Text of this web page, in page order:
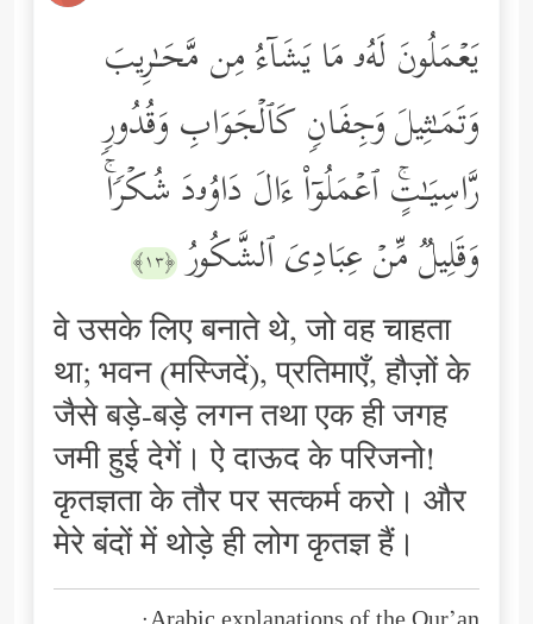
یَعۡمَلُونَ لَهُۥ مَا یَشَاۤءُ مِن مَّحَـٰرِیبَ
وَتَمَـٰثِیلَ وَجِفَانࣲ كَٱلۡجَوَابِ وَقُدُورࣲ
رَّاسِیَـٰتٍۚ ٱعۡمَلُوۤاْ ءَالَ دَاوُۥدَ شُكۡرࣰاۚ
وَقَلِیلࣱ مِّنۡ عِبَادِیَ ٱلشَّكُورُ ﴿١٣﴾
वे उसके लिए बनाते थे, जो वह चाहता
था; भवन (मस्जिदें), प्रतिमाएँ, हौज़ों के
जैसे बड़े-बड़े लगन तथा एक ही जगह
जमी हुई देगें। ऐ दाऊद के परिजनो!
कृतज्ञता के तौर पर सत्कर्म करो। और
मेरे बंदों में थोड़े ही लोग कृतज्ञ हैं।